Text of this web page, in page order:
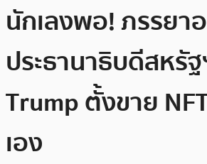
นักเลงพอ! ภรรยา
ประธานาธิบดีสหรั
Trump ตั้งขาย
เอง